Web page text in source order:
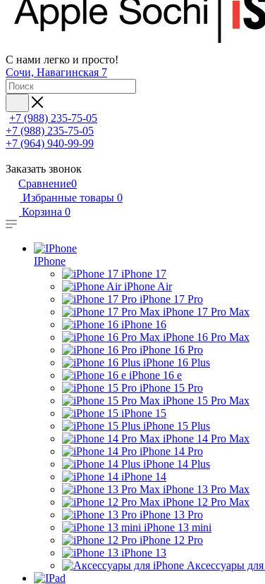
С нами легко и просто!
Сочи, Навагинская 7
+7 (988) 235-75-05
+7 (988) 235-75-05
+7 (964) 940-99-99
Заказать звонок
Сравнение0
Избранные товары 0
Корзина 0
IPhone
iPhone 17
iPhone Air
iPhone 17 Pro
iPhone 17 Pro Max
iPhone 16
iPhone 16 Pro Max
iPhone 16 Pro
iPhone 16 Plus
iPhone 16 e
iPhone 15 Pro
iPhone 15 Pro Max
iPhone 15
iPhone 15 Plus
iPhone 14 Pro Max
iPhone 14 Pro
iPhone 14 Plus
iPhone 14
iPhone 13 Pro Max
iPhone 12 Pro Max
iPhone 13 Pro
iPhone 13 mini
iPhone 12 Pro
iPhone 13
Аксессуары